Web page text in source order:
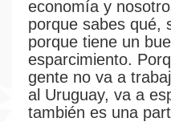
economía y
porque sabes qué,
porque tiene un
esparcimiento.
gente no va a
al Uruguay, va a
también es una